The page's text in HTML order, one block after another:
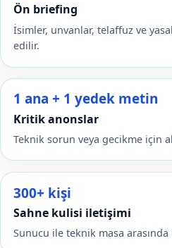
Ön briefing
İsimler, unvanlar, telaffuz ve
edilir.
1 ana + 1 yedek metin
Kritik anonslar
Teknik sorun veya gecikme için
300+ kişi
Sahne kulisi iletişimi
Sunucu ile teknik masa